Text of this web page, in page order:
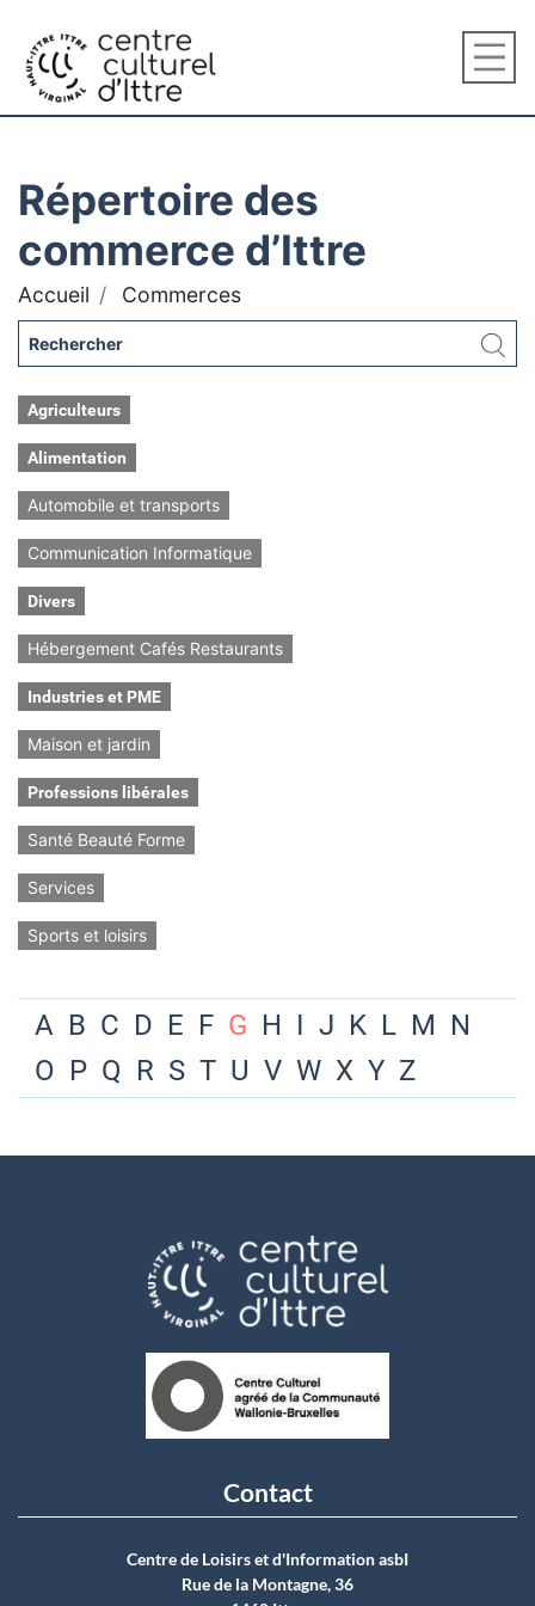
Répertoire des
commerce d’Ittre
Accueil Commerces
Agriculteurs
Alimentation
Automobile et transports
Communication Informatique
Divers
Hébergement Cafés Restaurants
Industries et PME
Maison et jardin
Professions libérales
Santé Beauté Forme
Services
Sports et loisirs
A B C D E F G H I J K L M N
O P Q R S T U V W X Y Z
Contact
Centre de Loisirs et d'Information asbI
Rue de la Montagne, 36